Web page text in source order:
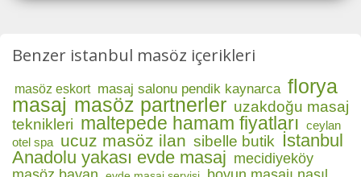
Benzer istanbul masöz içerikleri
masöz eskort masaj salonu pendik kaynarca florya
masaj masöz partnerler uzakdoğu masaj
teknikleri maltepede hamam fiyatları ceylan
otel spa ucuz masöz ilan sibelle butik İstanbul
Anadolu yakası evde masaj mecidiyeköy